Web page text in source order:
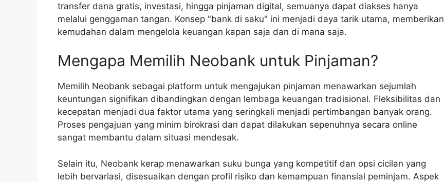
transfer dana gratis, investasi, hingga pinjaman digital, semuanya dapat diakses hanya
melalui genggaman tangan. Konsep "bank di saku" ini menjadi daya tarik utama, memberikan
kemudahan dalam mengelola keuangan kapan saja dan di mana saja.
Mengapa Memilih Neobank untuk Pinjaman?
Memilih Neobank sebagai platform untuk mengajukan pinjaman menawarkan sejumlah
keuntungan signifikan dibandingkan dengan lembaga keuangan tradisional. Fleksibilitas dan
kecepatan menjadi dua faktor utama yang seringkali menjadi pertimbangan banyak orang.
Proses pengajuan yang minim birokrasi dan dapat dilakukan sepenuhnya secara online
sangat membantu dalam situasi mendesak.
Selain itu, Neobank kerap menawarkan suku bunga yang kompetitif dan opsi cicilan yang
lebih bervariasi, disesuaikan dengan profil risiko dan kemampuan finansial peminjam. Aspek